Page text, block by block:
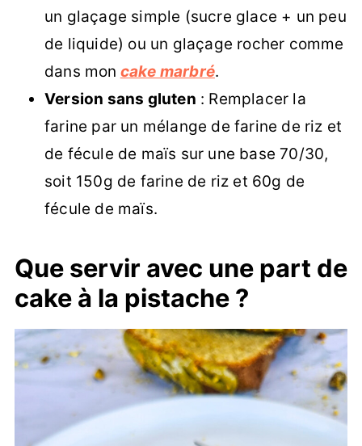
un glaçage simple (sucre glace + un peu
de liquide) ou un glaçage rocher comme
dans mon cake marbré.
Version sans gluten : Remplacer la
farine par un mélange de farine de riz et
de fécule de maïs sur une base 70/30,
soit 150g de farine de riz et 60g de
fécule de maïs.
Que servir avec une part de
cake à la pistache ?